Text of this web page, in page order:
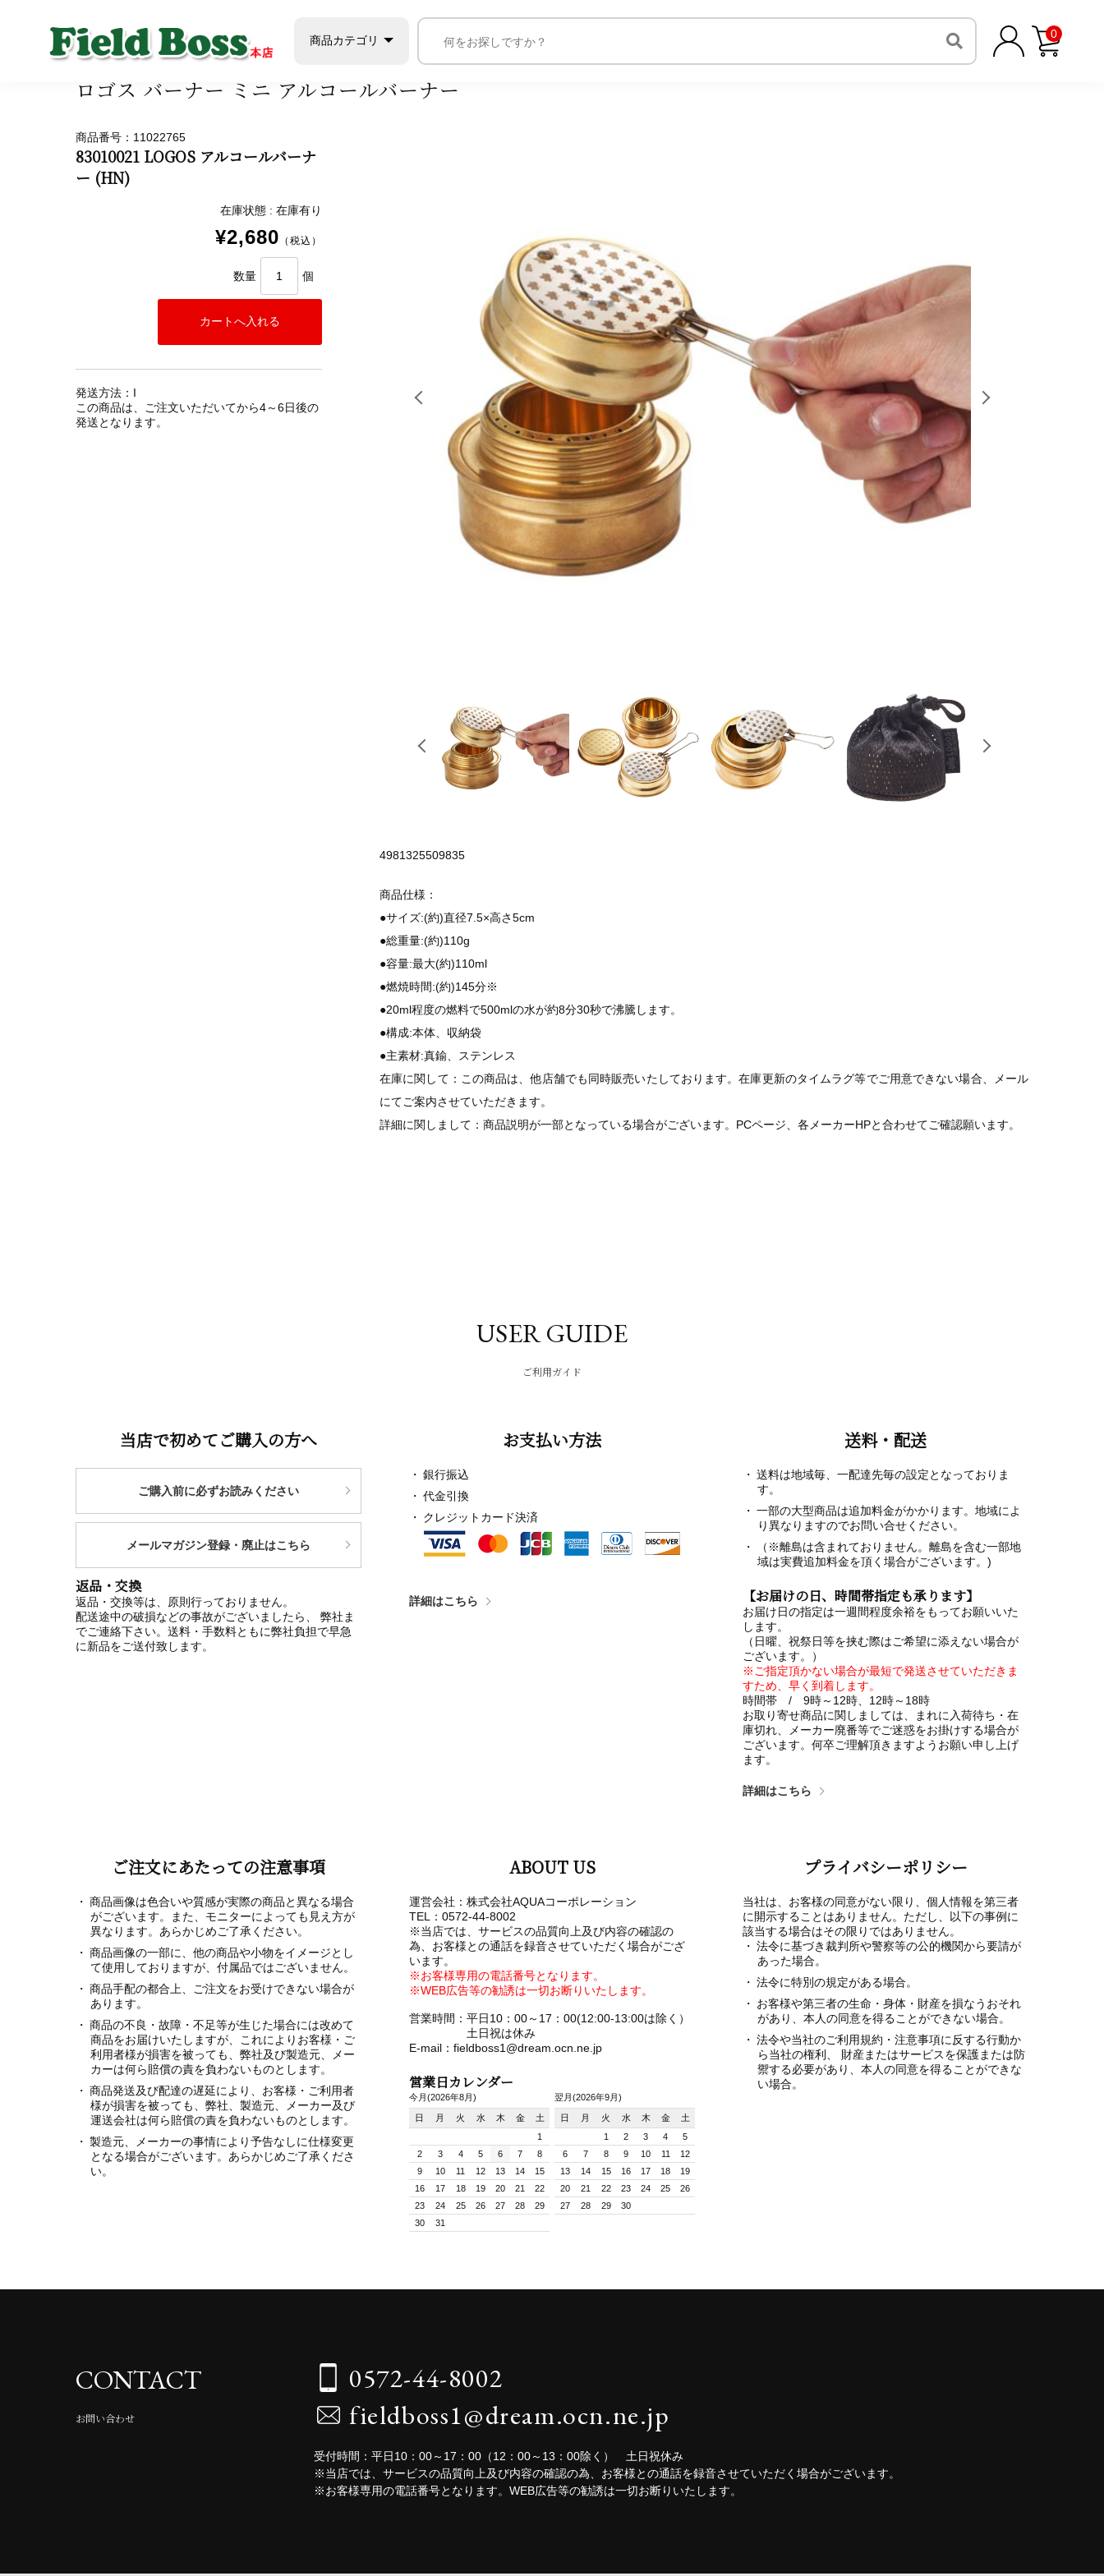
商品カテゴリ 0
ストーブ・コンロ 燃料式バーナー ロゴス バーナー ミニ アルコールバーナー
ロゴス バーナー ミニ アルコールバーナー
4981325509835
商品仕様：
●サイズ:(約)直径7.5×高さ5cm
●総重量:(約)110g
●容量:最大(約)110ml
●燃焼時間:(約)145分※
●20ml程度の燃料で500mlの水が約8分30秒で沸騰します。
●構成:本体、収納袋
●主素材:真鍮、ステンレス
在庫に関して：この商品は、他店舗でも同時販売いたしております。在庫更新のタイムラグ等でご用意できない場合、メール
にてご案内させていただきます。
詳細に関しまして：商品説明が一部となっている場合がございます。PCページ、各メーカーHPと合わせてご確認願います。
商品番号：11022765
83010021 LOGOS アルコールバーナ
ー (HN)
在庫状態 : 在庫有り
¥2,680 （税込）
数量 個
発送方法：I
この商品は、ご注文いただいてから4～6日後の
発送となります。
USER GUIDE
ご利用ガイド
当店で初めてご購入の方へ
ご購入前に必ずお読みください
メールマガジン登録・廃止はこちら
返品・交換
返品・交換等は、原則行っておりません。
配送途中の破損などの事故がございましたら、 弊社ま
でご連絡下さい。送料・手数料ともに弊社負担で早急
に新品をご送付致します。
お支払い方法
銀行振込
代金引換
クレジットカード決済
詳細はこちら
送料・配送
送料は地域毎、一配達先毎の設定となっておりま
す。
一部の大型商品は追加料金がかかります。地域によ
り異なりますのでお問い合せください。
（※離島は含まれておりません。離島を含む一部地
域は実費追加料金を頂く場合がございます。)
【お届けの日、時間帯指定も承ります】
お届け日の指定は一週間程度余裕をもってお願いいた
します。
（日曜、祝祭日等を挟む際はご希望に添えない場合が
ございます。）
※ご指定頂かない場合が最短で発送させていただきま
すため、早く到着します。
時間帯 / 9時～12時、12時～18時
お取り寄せ商品に関しましては、まれに入荷待ち・在
庫切れ、メーカー廃番等でご迷惑をお掛けする場合が
ございます。何卒ご理解頂きますようお願い申し上げ
ます。
詳細はこちら
ご注文にあたっての注意事項
商品画像は色合いや質感が実際の商品と異なる場合
がございます。また、モニターによっても見え方が
異なります。あらかじめご了承ください。
商品画像の一部に、他の商品や小物をイメージとし
て使用しておりますが、付属品ではございません。
商品手配の都合上、ご注文をお受けできない場合が
あります。
商品の不良・故障・不足等が生じた場合には改めて
商品をお届けいたしますが、これによりお客様・ご
利用者様が損害を被っても、弊社及び製造元、メー
カーは何ら賠償の責を負わないものとします。
商品発送及び配達の遅延により、お客様・ご利用者
様が損害を被っても、弊社、製造元、メーカー及び
運送会社は何ら賠償の責を負わないものとします。
製造元、メーカーの事情により予告なしに仕様変更
となる場合がございます。あらかじめご了承くださ
い。
ABOUT US
運営会社：株式会社AQUAコーポレーション
TEL：0572-44-8002
※当店では、サービスの品質向上及び内容の確認の
為、お客様との通話を録音させていただく場合がござ
います。
※お客様専用の電話番号となります。
※WEB広告等の勧誘は一切お断りいたします。
営業時間：平日10：00～17：00(12:00-13:00は除く）
土日祝は休み
E-mail：fieldboss1@dream.ocn.ne.jp
営業日カレンダー
今月(2026年8月)
日 月 火 水 木 金
土
1
2
3 4 5 6 7
8
9
10 11 12 13 14
15
16
17 18 19 20 21
22
23
24 25 26 27 28
29
30
31
翌月(2026年9月)
日 月 火 水 木 金
土
1
2 3 4
5
6
7 8 9 10 11
12
13
14 15 16 17 18
19
20
21 22 23 24 25
26
27
28 29 30
プライバシーポリシー
当社は、お客様の同意がない限り、個人情報を第三者
に開示することはありません。ただし、以下の事例に
該当する場合はその限りではありません。
法令に基づき裁判所や警察等の公的機関から要請が
あった場合。
法令に特別の規定がある場合。
お客様や第三者の生命・身体・財産を損なうおそれ
があり、本人の同意を得ることができない場合。
法令や当社のご利用規約・注意事項に反する行動か
ら当社の権利、 財産またはサービスを保護または防
禦する必要があり、本人の同意を得ることができな
い場合。
CONTACT
お問い合わせ
0572-44-8002
fieldboss1@dream.ocn.ne.jp
受付時間：平日10：00～17：00（12：00～13：00除く） 土日祝休み
※当店では、サービスの品質向上及び内容の確認の為、お客様との通話を録音させていただく場合がございます。
※お客様専用の電話番号となります。WEB広告等の勧誘は一切お断りいたします。